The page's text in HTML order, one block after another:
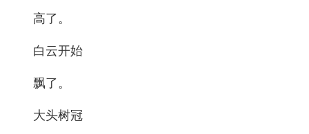
高了。
白云开始
飘了。
大头树冠